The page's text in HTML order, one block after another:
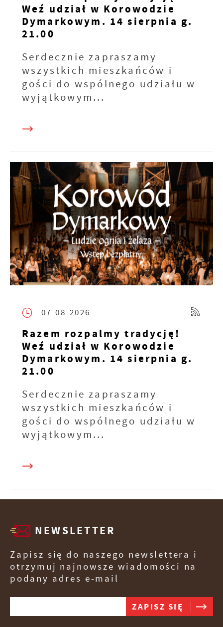
Weź udział w Korowodzie
Dymarkowym. 14 sierpnia g.
21.00
Serdecznie zapraszamy
wszystkich mieszkańców i
gości do wspólnego udziału w
wyjątkowym...
07-08-2026
Razem rozpalmy tradycję!
Weź udział w Korowodzie
Dymarkowym. 14 sierpnia g.
21.00
Serdecznie zapraszamy
wszystkich mieszkańców i
gości do wspólnego udziału w
wyjątkowym...
NEWSLETTER
Zapisz się do naszego newslettera i
otrzymuj najnowsze wiadomości na
podany adres e-mail